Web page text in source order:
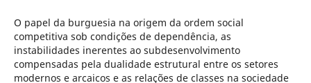
O papel da burguesia na origem da ordem social
competitiva sob condições de dependência, as
instabilidades inerentes ao subdesenvolvimento
compensadas pela dualidade estrutural entre os setores
modernos e arcaicos e as relações de classes na sociedade